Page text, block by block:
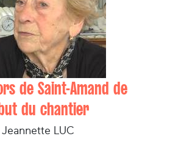
de Saint-Amand de
du chantier
LUC